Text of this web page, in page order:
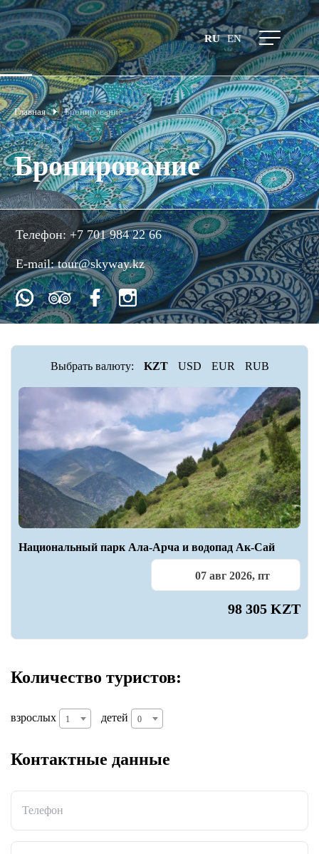
RU EN
Главная Бронирование
Бронирование
Телефон:+7 701 984 22 66
E-mail:tour@skyway.kz
Выбрать валюту: KZT USD EUR RUB
Национальный парк Ала-Арча и водопад Ак-Сай
07 авг 2026, пт
98 305 KZT
Количество туристов:
взрослых 1 детей 0
Контактные данные
Телефон